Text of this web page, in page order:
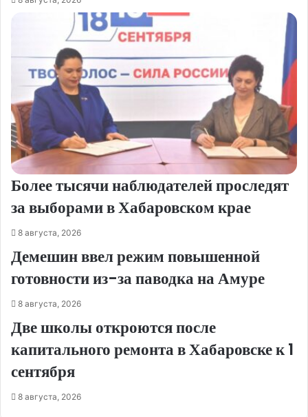
Более тысячи наблюдателей проследят
за выборами в Хабаровском крае
8 августа, 2026
Демешин ввел режим повышенной
готовности из-за паводка на Амуре
8 августа, 2026
Две школы откроются после
капитального ремонта в Хабаровске к 1
сентября
8 августа, 2026